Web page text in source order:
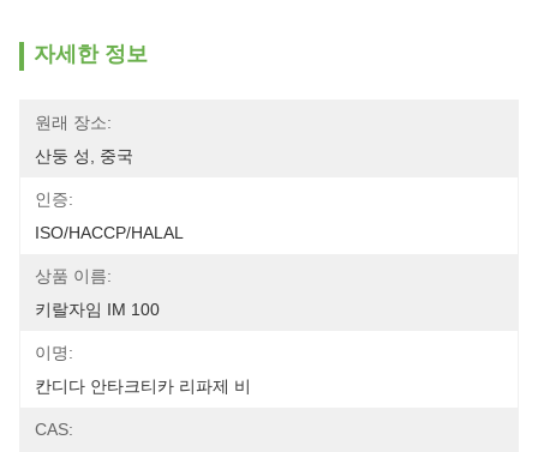
자세한 정보
원래 장소:
산둥 성, 중국
인증:
ISO/HACCP/HALAL
상품 이름:
키랄자임 IM 100
이명:
칸디다 안타크티카 리파제 비
CAS: